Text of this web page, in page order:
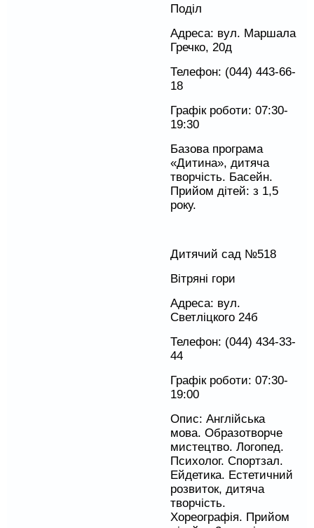
Поділ
Адреса: вул. Маршала
Гречко, 20д
Телефон: (044) 443-66-
18
Графік роботи: 07:30-
19:30
Базова програма
«Дитина», дитяча
творчість. Басейн.
Прийом дітей: з 1,5
року.
Дитячий сад №518
Вітряні гори
Адреса: вул.
Светліцкого 24б
Телефон: (044) 434-33-
44
Графік роботи: 07:30-
19:00
Опис: Англійська
мова. Образотворче
мистецтво. Логопед.
Психолог. Спортзал.
Ейдетика. Естетичний
розвиток, дитяча
творчість.
Хореографія. Прийом